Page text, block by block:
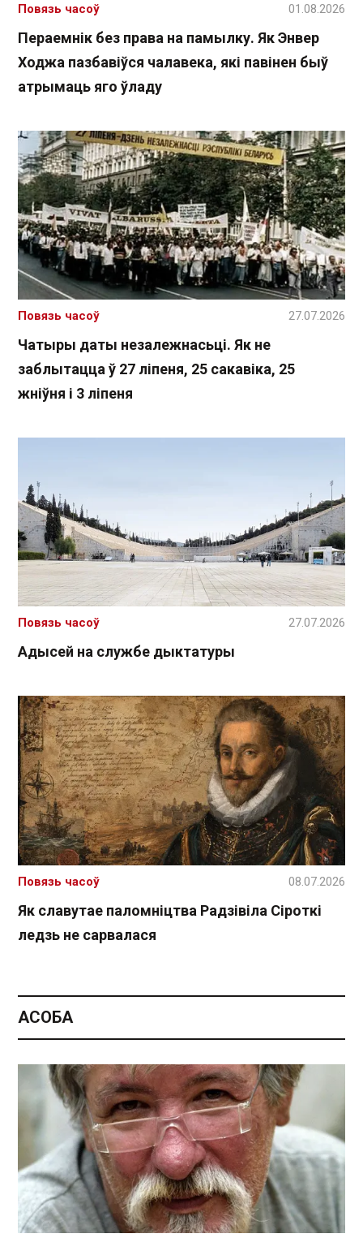
Пераемнік без права на памылку. Як Энвер
Ходжа пазбавіўся чалавека, які павінен быў
атрымаць яго ўладу
Повязь часоў 01.08.2026
Чатыры даты незалежнасьці. Як не
заблытацца ў 27 ліпеня, 25 сакавіка, 25
жніўня і 3 ліпеня
Повязь часоў 27.07.2026
Адысей на службе дыктатуры
Повязь часоў 27.07.2026
Як славутае паломніцтва Радзівіла Сіроткі
ледзь не сарвалася
Повязь часоў 08.07.2026
АСОБА